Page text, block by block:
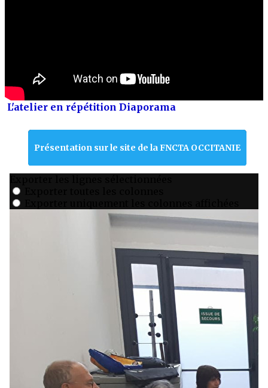
L'atelier en répétition Diaporama
Présentation sur le site de la FNCTA OCCITANIE